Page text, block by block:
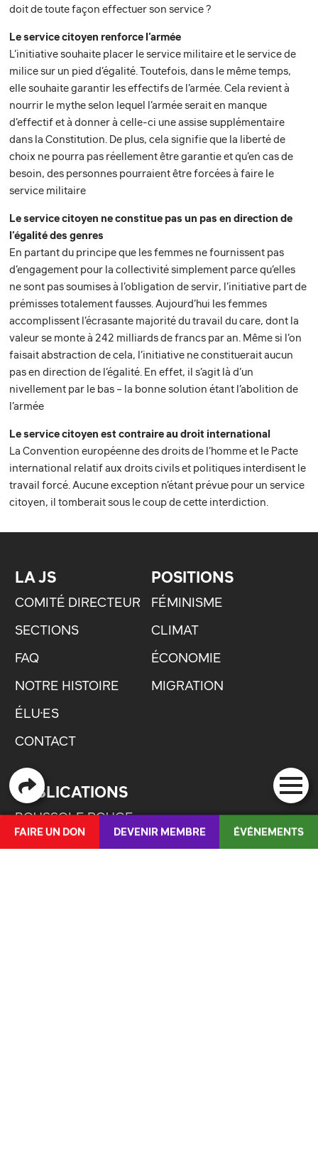
doit de toute façon effectuer son service ?
Le service citoyen renforce l’armée
L’initiative souhaite placer le service militaire et le service de
milice sur un pied d’égalité. Toutefois, dans le même temps,
elle souhaite garantir les effectifs de l’armée. Cela revient à
nourrir le mythe selon lequel l’armée serait en manque
d’effectif et à donner à celle-ci une assise supplémentaire
dans la Constitution. De plus, cela signifie que la liberté de
choix ne pourra pas réellement être garantie et qu’en cas de
besoin, des personnes pourraient être forcées à faire le
service militaire
Le service citoyen ne constitue pas un pas en direction de
l’égalité des genres
En partant du principe que les femmes ne fournissent pas
d’engagement pour la collectivité simplement parce qu’elles
ne sont pas soumises à l’obligation de servir, l’initiative part de
prémisses totalement fausses. Aujourd’hui les femmes
accomplissent l’écrasante majorité du travail du care, dont la
valeur se monte à 242 milliards de francs par an. Même si l’on
faisait abstraction de cela, l’initiative ne constituerait aucun
pas en direction de l’égalité. En effet, il s’agit là d’un
nivellement par le bas – la bonne solution étant l’abolition de
l’armée
Le service citoyen est contraire au droit international
La Convention européenne des droits de l’homme et le Pacte
international relatif aux droits civils et politiques interdisent le
travail forcé. Aucune exception n’étant prévue pour un service
citoyen, il tomberait sous le coup de cette interdiction.
LA JS
COMITÉ DIRECTEUR
SECTIONS
FAQ
NOTRE HISTOIRE
ÉLU·ES
CONTACT
POSITIONS
FÉMINISME
CLIMAT
ÉCONOMIE
MIGRATION
PUBLICATIONS
BOUSSOLE ROUGE
FAIRE UN DON DEVENIR MEMBRE ÉVÉNEMENTS